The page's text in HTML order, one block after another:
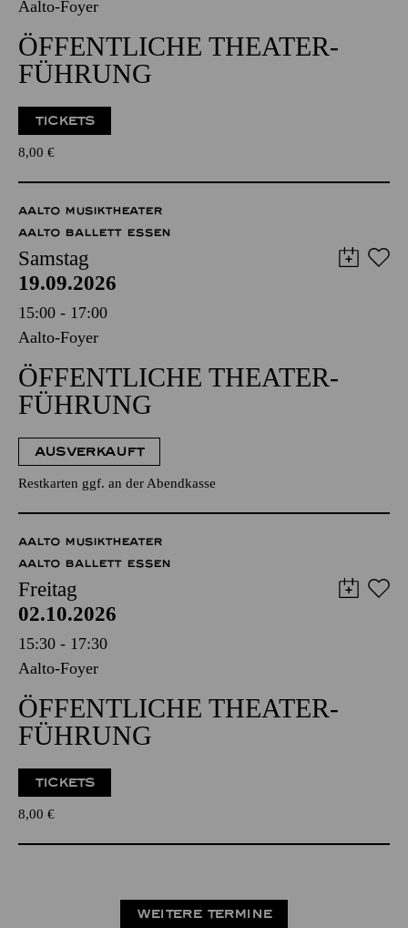
Aalto-Foyer
ÖFFENTLICHE THEATER­
FÜHRUNG
TICKETS
8,00 €
AALTO MUSIKTHEATER
AALTO BALLETT ESSEN
Samstag
19.09.2026
15:00 - 17:00
Aalto-Foyer
ÖFFENTLICHE THEATER­
FÜHRUNG
AUSVERKAUFT
Restkarten ggf. an der Abendkasse
AALTO MUSIKTHEATER
AALTO BALLETT ESSEN
Freitag
02.10.2026
15:30 - 17:30
Aalto-Foyer
ÖFFENTLICHE THEATER­
FÜHRUNG
TICKETS
8,00 €
WEITERE TERMINE